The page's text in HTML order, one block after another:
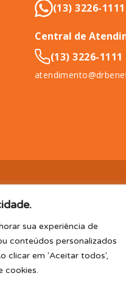
sua experiência de
conteúdos personalizados
clicar em 'Aceitar todos',
cookies.
(13) 3226-1111
Central de
(13) 3226-1111
LTDA.), pessoa jurídica
SAÚDE, A DR. BENEFÍCIO
SUPLEMENTAR,
e demais serviços e/ou
Serviço
oferecidos possuem
Desconto em produtos e